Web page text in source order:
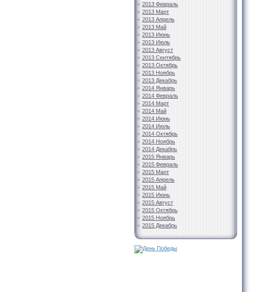
2013 Февраль
2013 Март
2013 Апрель
2013 Май
2013 Июнь
2013 Июль
2013 Август
2013 Сентябрь
2013 Октябрь
2013 Ноябрь
2013 Декабрь
2014 Январь
2014 Февраль
2014 Март
2014 Май
2014 Июнь
2014 Июль
2014 Октябрь
2014 Ноябрь
2014 Декабрь
2015 Январь
2015 Февраль
2015 Март
2015 Апрель
2015 Май
2015 Июнь
2015 Август
2015 Октябрь
2015 Ноябрь
2015 Декабрь